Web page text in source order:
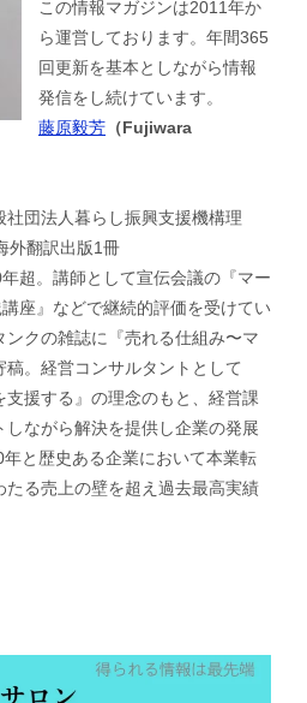
この情報マガジンは2011年か
ら運営しております。年間365
回更新を基本としながら情報
発信をし続けています。
藤原毅芳 （Fujiwara
団法人暮らし振興支援機構理
外翻訳出版1冊
超。講師として宣伝会議の『マー
座』などで継続的評価を受けてい
ンクの雑誌に『売れる仕組み〜マ
。経営コンサルタントとして
支援する』の理念のもと、経営課
ながら解決を提供し企業の発展
と歴史ある企業において本業転
る売上の壁を超え過去最高実績